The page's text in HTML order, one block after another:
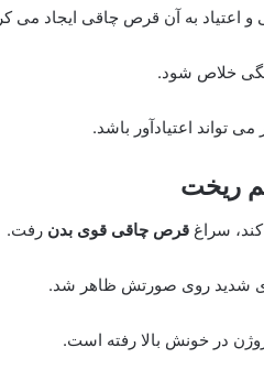
اعتیاد به آن قرص چاقی ایجاد می
تواند اعتیادآور باشد.
ریخت
قرص چاقی قوی بدن رفت.
در خونش بالا رفته است.